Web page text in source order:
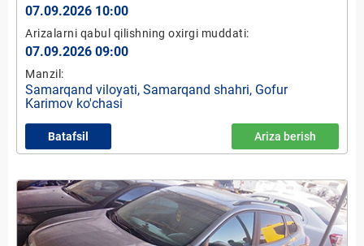
07.09.2026 10:00
Arizalarni qabul qilishning oxirgi muddati:
07.09.2026 09:00
Manzil:
Samarqand viloyati, Samarqand shahri, Gofur
Karimov ko'chasi
Batafsil Ariza berish